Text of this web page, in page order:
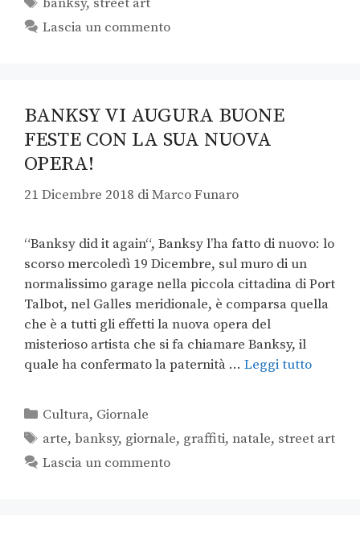
Lascia un commento
BANKSY VI AUGURA BUONE
FESTE CON LA SUA NUOVA
OPERA!
21 Dicembre 2018 diMarco Funaro
“Banksy did it again“, Banksy l’ha fatto di nuovo: lo
scorso mercoledì 19 Dicembre, sul muro di un
normalissimo garage nella piccola cittadina di Port
Talbot, nel Galles meridionale, è comparsa quella
che è a tutti gli effetti la nuova opera del
misterioso artista che si fa chiamare Banksy, il
quale ha confermato la paternità … Leggi tutto
Cultura, Giornale
arte,banksy, giornale, graffiti,natale, street art
Lascia un commento